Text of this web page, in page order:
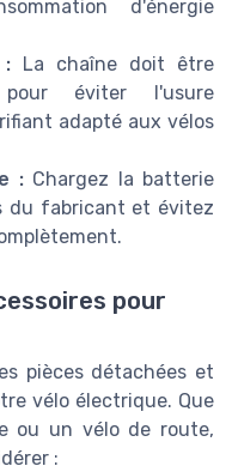
d'énergie
:La chaîne doit être
pour éviter l'usure
adapté aux vélos
:Chargez la batterie
du fabricant et évitez
pour
pièces détachées et
vélo électrique. Que
ou un vélo de route,
: